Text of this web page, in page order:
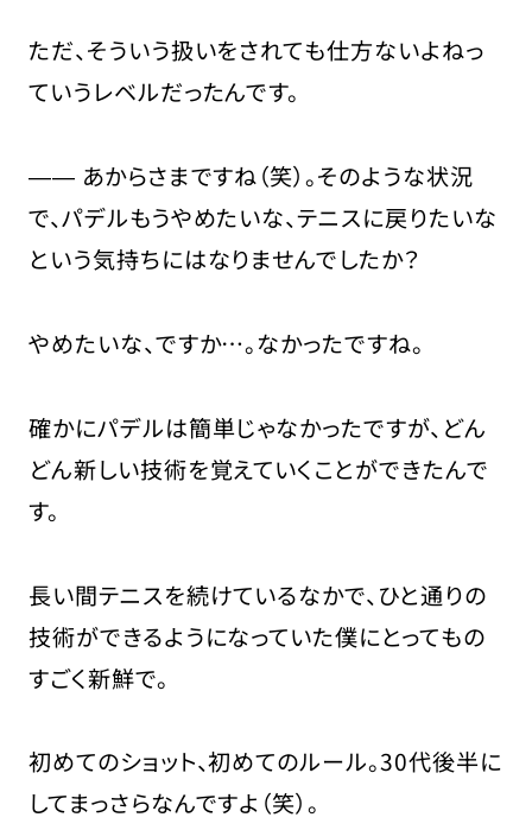
ただ、そういう扱いをされても仕方ないよねっ
ていうレベルだったんです。
―― あからさまですね（笑）。そのような状況
で、パデルもうやめたいな、テニスに戻りたいな
という気持ちにはなりませんでしたか？
やめたいな、ですか…。なかったですね。
確かにパデルは簡単じゃなかったですが、どん
どん新しい技術を覚えていくことができたんで
す。
長い間テニスを続けているなかで、ひと通りの
技術ができるようになっていた僕にとってもの
すごく新鮮で。
初めてのショット、初めてのルール。30代後半に
してまっさらなんですよ（笑）。